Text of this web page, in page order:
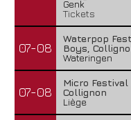
Genk
Tickets
07-08
Waterpop
Boys,
Wateringen
07-08
Micro Festival
Collignon
Liège